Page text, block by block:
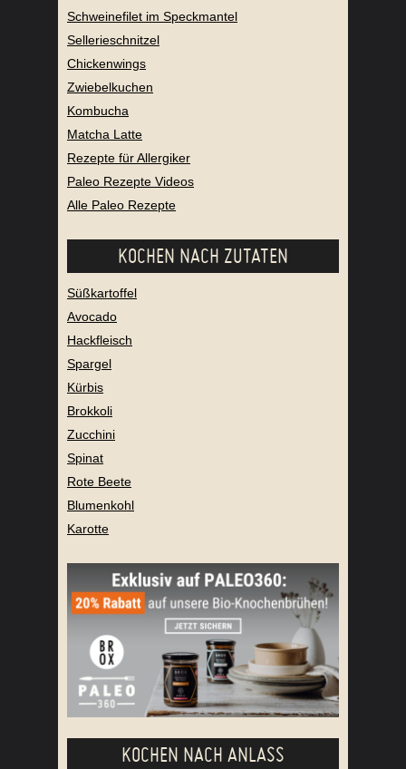
Schweinefilet im Speckmantel
Sellerieschnitzel
Chickenwings
Zwiebelkuchen
Kombucha
Matcha Latte
Rezepte für Allergiker
Paleo Rezepte Videos
Alle Paleo Rezepte
KOCHEN NACH ZUTATEN
Süßkartoffel
Avocado
Hackfleisch
Spargel
Kürbis
Brokkoli
Zucchini
Spinat
Rote Beete
Blumenkohl
Karotte
KOCHEN NACH ANLASS